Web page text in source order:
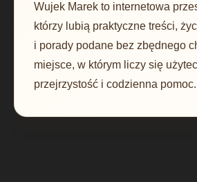
Wujek Marek to internetowa
którzy lubią praktyczne treści,
i porady podane bez zbędnego
miejsce, w którym liczy się
przejrzystość i codzienna pomoc.